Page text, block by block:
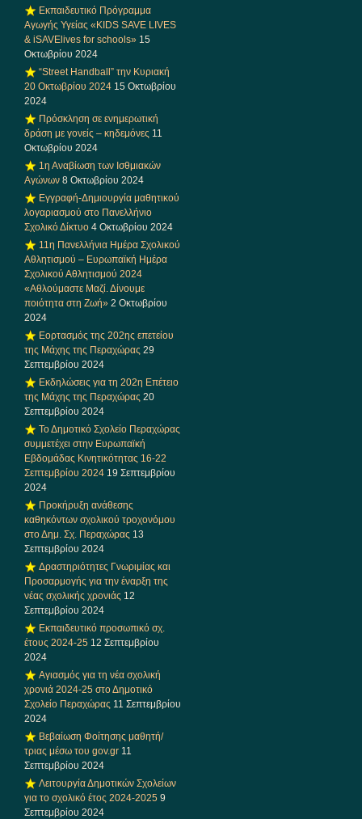
Εκπαιδευτικό Πρόγραμμα
Αγωγής Υγείας «KIDS SAVE LIVES
& iSAVElives for schools» 15
Οκτωβρίου 2024
“Street Handball” την Κυριακή
20 Οκτωβρίου 2024 15 Οκτωβρίου
2024
Πρόσκληση σε ενημερωτική
δράση με γονείς – κηδεμόνες 11
Οκτωβρίου 2024
1η Αναβίωση των Ισθμιακών
Αγώνων 8 Οκτωβρίου 2024
Εγγραφή-Δημιουργία μαθητικού
λογαριασμού στο Πανελλήνιο
Σχολικό Δίκτυο 4 Οκτωβρίου 2024
11η Πανελλήνια Ημέρα Σχολικού
Αθλητισμού – Ευρωπαϊκή Ημέρα
Σχολικού Αθλητισμού 2024
«Αθλούμαστε Μαζί. Δίνουμε
ποιότητα στη Ζωή» 2 Οκτωβρίου
2024
Εορτασμός της 202ης επετείου
της Μάχης της Περαχώρας 29
Σεπτεμβρίου 2024
Εκδηλώσεις για τη 202η Επέτειο
της Μάχης της Περαχώρας 20
Σεπτεμβρίου 2024
Το Δημοτικό Σχολείο Περαχώρας
συμμετέχει στην Ευρωπαϊκή
Εβδομάδας Κινητικότητας 16-22
Σεπτεμβρίου 2024 19 Σεπτεμβρίου
2024
Προκήρυξη ανάθεσης
καθηκόντων σχολικού τροχονόμου
στο Δημ. Σχ. Περαχώρας 13
Σεπτεμβρίου 2024
Δραστηριότητες Γνωριμίας και
Προσαρμογής για την έναρξη της
νέας σχολικής χρονιάς 12
Σεπτεμβρίου 2024
Εκπαιδευτικό προσωπικό σχ.
έτους 2024-25 12 Σεπτεμβρίου
2024
Αγιασμός για τη νέα σχολική
χρονιά 2024-25 στο Δημοτικό
Σχολείο Περαχώρας 11 Σεπτεμβρίου
2024
Βεβαίωση Φοίτησης μαθητή/
τριας μέσω του gov.gr 11
Σεπτεμβρίου 2024
Λειτουργία Δημοτικών Σχολείων
για το σχολικό έτος 2024-2025 9
Σεπτεμβρίου 2024